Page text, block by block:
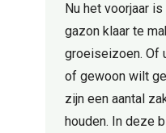
Nu het voorjaar
gazon klaar te
groeiseizoen. Of
of gewoon wilt
zijn een aantal
houden. In deze